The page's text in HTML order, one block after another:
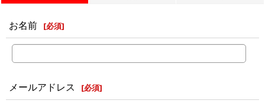
お名前 [必須]
メールアドレス [必須]